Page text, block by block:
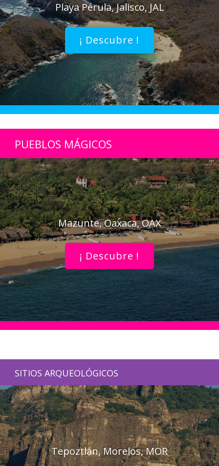
Playa Pérula, Jalisco, JAL
¡ Descubre !
PUEBLOS MÁGICOS
Mazunte, Oaxaca, OAX
¡ Descubre !
SITIOS ARQUEOLÓGICOS
Tepoztlán, Morelos, MOR